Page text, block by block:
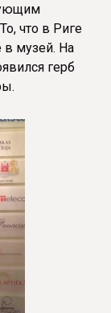
что в Риге
в музей. На
герб